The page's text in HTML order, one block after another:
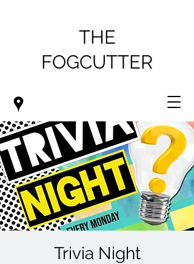
THE
FOGCUTTER
Trivia Night